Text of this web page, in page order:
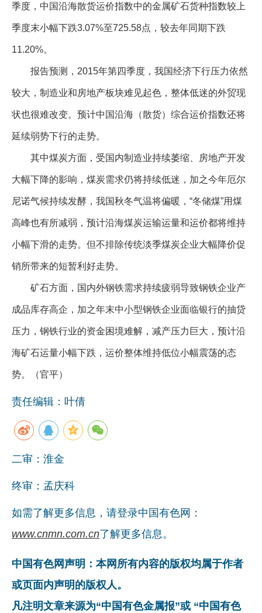
季度，中国沿海散货运价指数中的金属矿石货种指数较上
季度末小幅下跌3.07%至725.58点，较去年同期下跌
11.20%。
报告预测，2015年第四季度，我国经济下行压力依然
较大，制造业和房地产板块难见起色，整体低迷的外贸现
状也很难改变。预计中国沿海（散货）综合运价指数还将
延续弱势下行的走势。
其中煤炭方面，受国内制造业持续萎缩、房地产开发
大幅下降的影响，煤炭需求仍将持续低迷，加之今年厄尔
尼诺气候持续发酵，我国秋冬气温将偏暖，“冬储煤”用煤
高峰也有所减弱，预计沿海煤炭运输运量和运价都将维持
小幅下滑的走势。但不排除传统淡季煤炭企业大幅降价促
销所带来的短暂利好走势。
矿石方面，国内外钢铁需求持续疲弱导致钢铁企业产
成品库存高企，加之年末中小型钢铁企业面临银行的抽贷
压力，钢铁行业的资金困境难解，减产压力巨大，预计沿
海矿石运量小幅下跌，运价整体维持低位小幅震荡的态
势。（官平）
责任编辑：叶倩
二审：淮金
终审：孟庆科
如需了解更多信息，请登录中国有色网：
www.cnmn.com.cn了解更多信息。
中国有色网声明：本网所有内容的版权均属于作者
或页面内声明的版权人。
凡注明文章来源为“中国有色金属报”或 “中国有色